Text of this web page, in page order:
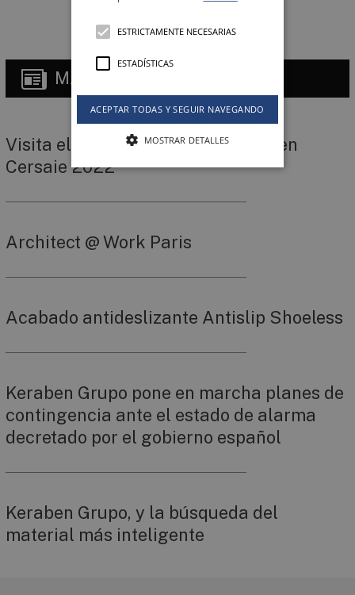
MÁS
Visita el stand virtual de Keraben en
Cersaie 2022
Architect @ Work Paris
Acabado antideslizante Antislip Shoeless
Keraben Grupo pone en marcha planes de
contingencia ante el estado de alarma
decretado por el gobierno español
Keraben Grupo, y la búsqueda del
material más inteligente
ESTRICTAMENTE NECESARIAS
ESTADÍSTICAS
ACEPTAR TODAS Y SEGUIR NAVEGANDO
MOSTRAR DETALLES